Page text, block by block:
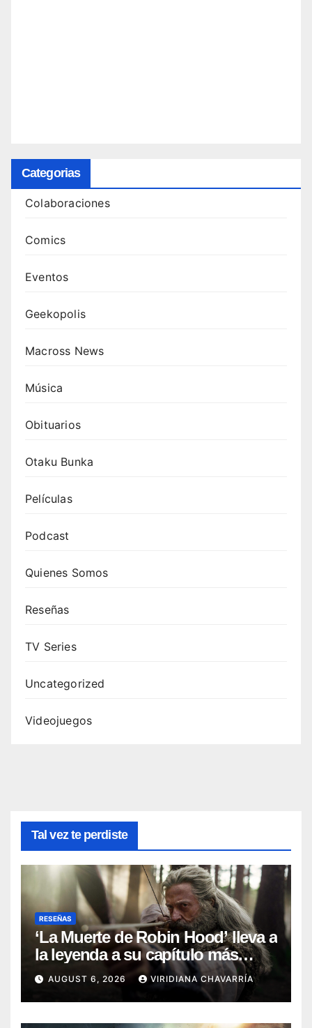
Categorias
Colaboraciones
Comics
Eventos
Geekopolis
Macross News
Música
Obituarios
Otaku Bunka
Películas
Podcast
Quienes Somos
Reseñas
TV Series
Uncategorized
Videojuegos
Tal vez te perdiste
RESEÑAS
‘La Muerte de Robin Hood’ lleva a
la leyenda a su capítulo más
oscuro (Reseña)
AUGUST 6, 2026 VIRIDIANA CHAVARRÍA